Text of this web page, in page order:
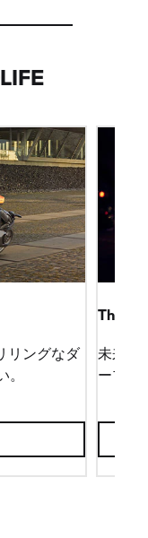
リングなダ
The
未来的
ープロ